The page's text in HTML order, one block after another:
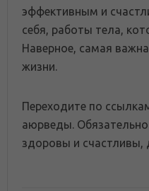
эффективным и
себя, работы тела,
Наверное, самая
жизни.
Переходите по
аюрведы.
здоровы и счастливы,